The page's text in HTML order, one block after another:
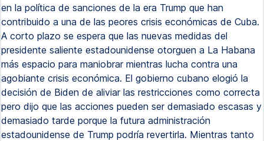
en la política de sanciones de la era Trump que han
contribuido a una de las peores crisis económicas de Cuba.
A corto plazo se espera que las nuevas medidas del
presidente saliente estadounidense otorguen a La Habana
más espacio para maniobrar mientras lucha contra una
agobiante crisis económica. El gobierno cubano elogió la
decisión de Biden de aliviar las restricciones como correcta
pero dijo que las acciones pueden ser demasiado escasas y
demasiado tarde porque la futura administración
estadounidense de Trump podría revertirla. Mientras tanto